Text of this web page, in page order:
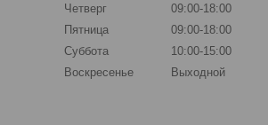
Четверг
09:00-18:00
Пятница
09:00-18:00
Суббота
10:00-15:00
Воскресенье
Выходной